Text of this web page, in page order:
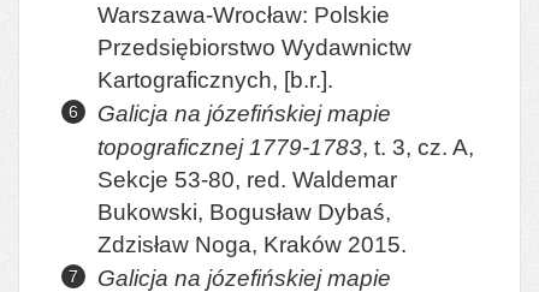
Warszawa-Wrocław: Polskie
Przedsiębiorstwo Wydawnictw
Kartograficznych, [b.r.].
Galicja na józefińskiej mapie
topograficznej 1779-1783, t. 3, cz. A,
Sekcje 53-80, red. Waldemar
Bukowski, Bogusław Dybaś,
Zdzisław Noga, Kraków 2015.
Galicja na józefińskiej mapie